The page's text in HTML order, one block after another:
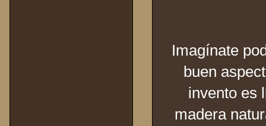
Imagínate
buen
invento es
madera